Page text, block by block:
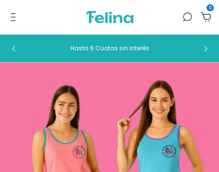
0
Hasta 6 Cuotas sin interés